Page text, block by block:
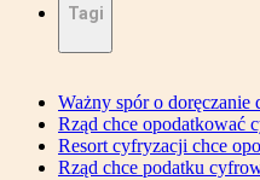
Tagi
Ważny spór o
Rząd chce opodatkować
Resort cyfryzacji chce
Rząd chce podatku